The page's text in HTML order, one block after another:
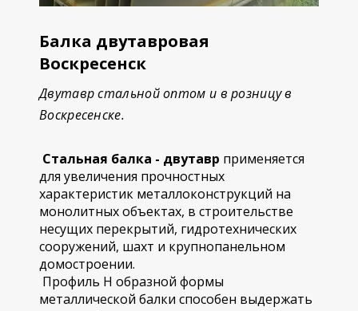
Балка двутавровая
Воскресенск
Двутавр стальной оптом и в розницу в
Воскресенске.
Стальная балка - двутавр применяется
для увеличения прочностных
характеристик металлоконструкций на
монолитных объектах, в строительстве
несущих перекрытий, гидротехнических
сооружений, шахт и крупнопанельном
домостроении.
Профиль Н образной формы
металлической балки способен выдержать